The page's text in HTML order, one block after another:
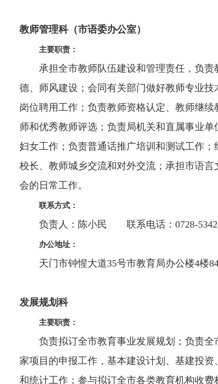
教师管理科（市语委办公室）
主要职责：
承担全市教师队伍建设和管理责任，负责
德、师风建设；会同有关部门做好教师专业技
岗位聘用工作；负责教师资格认定、教师继续
师和优秀教师评选；负责局机关和直属事业单
妇女工作；负责普通话推广培训和测试工作；
校长、教师城乡交流和对外交流；承担市语言
会的日常工作。
联系方式：
负责人：陈小民 联系电话：0728-
办公地址：
天门市钟惺大道35号市教育局办公楼4楼
发展规划科
主要职责：
负责拟订全市教育事业发展规划；负责全
家项目的申报工作，基本建设计划、基建投资
和统计工作；参与拟订全市各类教育机构收费